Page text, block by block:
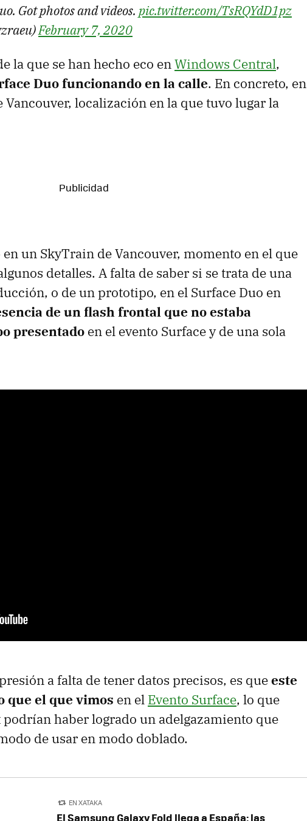
Got photos and videos. pic.twitter.com/TsRQYdD1pz
February 7, 2020
la que se han hecho eco enWindows Central,
Duo funcionando en la calle. En concreto, en
localización en la que tuvo lugar la
un SkyTrain de Vancouver, momento en el que
detalles. A falta de saber si se trata de una
o de un prototipo, en el Surface Duo en
de un flash frontal que no estaba
presentado en el evento Surface y de una sola
a falta de tener datos precisos, es queeste
que el que vimos en el Evento Surface, lo que
haber logrado un adelgazamiento que
de usar en modo doblado.
EN XATAKA
El Samsung Galaxy Fold llega a España: las